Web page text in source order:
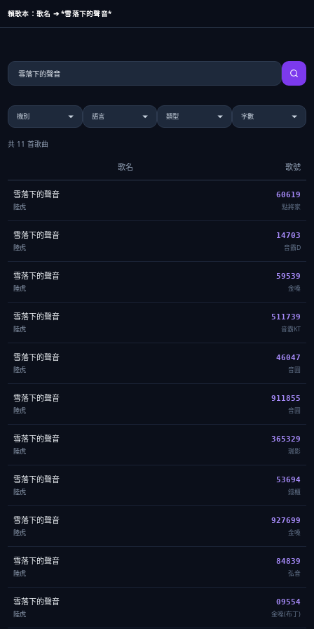
賴歌本：歌名 ➔ *雪落下的聲音*
共 11 首歌曲
歌名 歌號
雪落下的聲音
陸虎
60619
點將家
雪落下的聲音
陸虎
14703
音霸D
雪落下的聲音
陸虎
59539
金嗓
雪落下的聲音
陸虎
511739
音霸KT
雪落下的聲音
陸虎
46047
音圓
雪落下的聲音
陸虎
911855
音圓
雪落下的聲音
陸虎
365329
瑞影
雪落下的聲音
陸虎
53694
錢櫃
雪落下的聲音
陸虎
927699
金嗓
雪落下的聲音
陸虎
84839
弘音
雪落下的聲音
陸虎
09554
金嗓(布丁)